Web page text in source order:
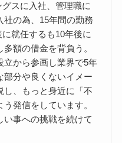
スに入社、管理職に
社の為、15年間の勤務
就任するも10年後に
額の借金を背負う。
立から参画し業界で5年
部分や良くないイメー
し、もっと身近に「不
発信をしています。
い事への挑戦を続けて